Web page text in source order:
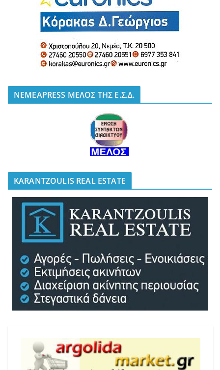
NEMEAPRESS ΜΕΛΟΣ ΤΗΣ Ε.Σ.Δ.
KARANTZOULIS REAL ESTATE